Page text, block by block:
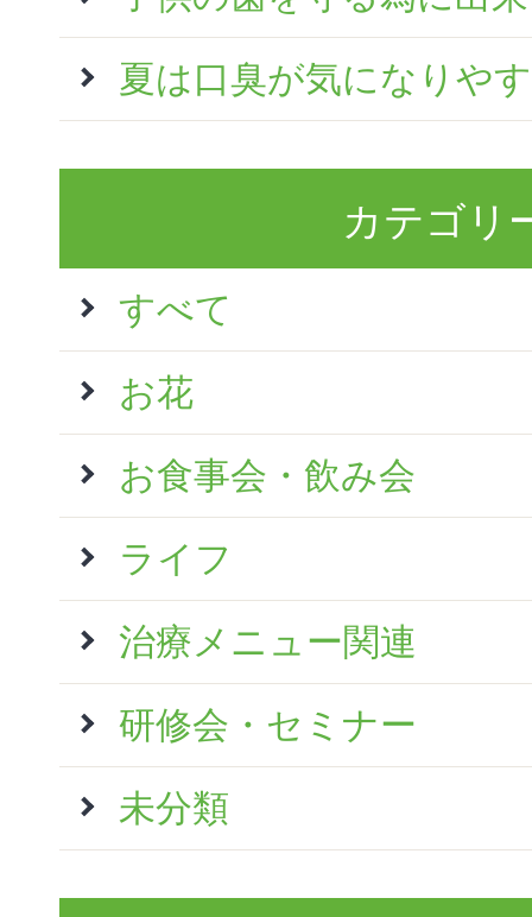
夏は口臭が気になりや
カテゴリ
すべて
お花
お食事会・飲み会
ライフ
治療メニュー関連
研修会・セミナー
未分類